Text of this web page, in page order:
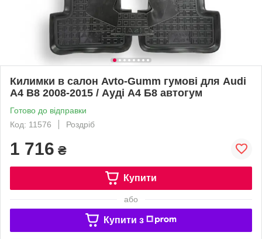
Килимки в салон Avto-Gumm гумові для Audi
A4 B8 2008-2015 / Ауді А4 Б8 автогум
Готово до відправки
Код: 11576
Роздріб
1 716 ₴
Купити
або
Купити з